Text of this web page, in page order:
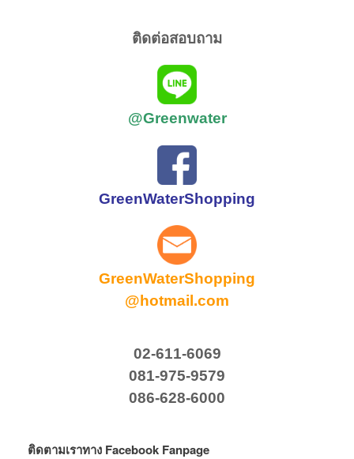
ติดต่อสอบถาม
@Greenwater
GreenWaterShopping
GreenWaterShopping
@hotmail.com
02-611-6069
081-975-9579
086-628-6000
ติดตามเราทาง Facebook Fanpage